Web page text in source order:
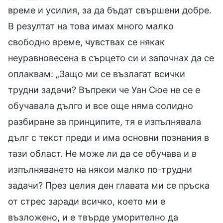
време и усилия, за да бъдат свършени добре.
В резултат на това имах много малко
свободно време, чувствах се някак
неуравновесена в сърцето си и започнах да се
оплаквам: „Защо ми се възлагат всички
трудни задачи? Въпреки че Уан Сюе не се е
обучавала дълго и все още няма солидно
разбиране за принципите, тя е изпълнявала
дълг с текст преди и има основни познания в
тази област. Не може ли да се обучава и в
изпълняването на някои малко по-трудни
задачи? През целия ден главата ми се пръска
от стрес заради всичко, което ми е
възложено, и е твърде уморително да